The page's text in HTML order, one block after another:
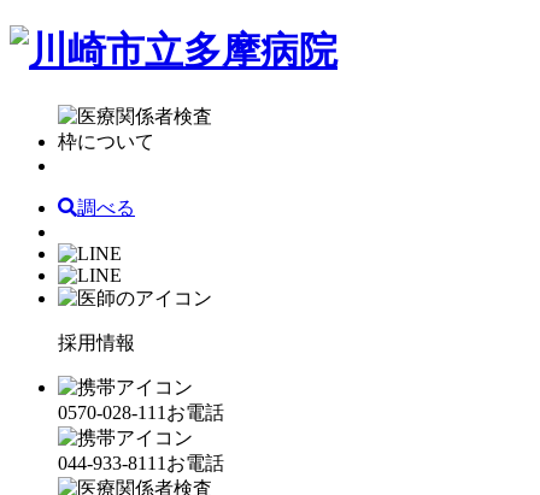
調べる
採用情報
0570-028-111 お電話
044-933-8111 お電話